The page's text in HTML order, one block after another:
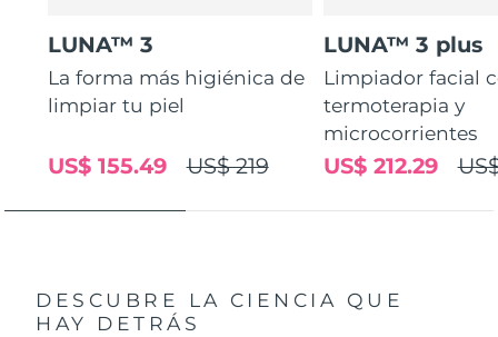
LUNA™ 3
La forma más higiénica de
limpiar tu piel
US$ 219
US$ 155.49
LUNA™ 3 plus
Limpiador facial
termoterapia y
microcorrientes
US$ 212.29
DESCUBRE LA CIENCIA QUE
HAY DETRÁS